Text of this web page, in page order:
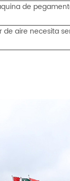
de
aire necesita